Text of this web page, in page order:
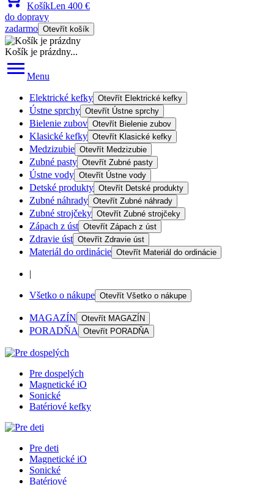
KošíkLen 400 €
do dopravy
zadarmo Otevřít košík
Košík je prázdny...
Menu
Elektrické kefky Otevřít Elektrické kefky
Ústne sprchy Otevřít Ústne sprchy
Bielenie zubov Otevřít Bielenie zubov
Klasické kefky Otevřít Klasické kefky
Medzizubie Otevřít Medzizubie
Zubné pasty Otevřít Zubné pasty
Ústne vody Otevřít Ústne vody
Detské produkty Otevřít Detské produkty
Zubné náhrady Otevřít Zubné náhrady
Zubné strojčeky Otevřít Zubné strojčeky
Zápach z úst Otevřít Zápach z úst
Zdravie úst Otevřít Zdravie úst
Materiál do ordinácie Otevřít Materiál do ordinácie
|
Všetko o nákupe Otevřít Všetko o nákupe
MAGAZÍN Otevřít MAGAZÍN
PORADŇA Otevřít PORADŇA
Pre dospelých
Magnetické iO
Sonické
Batériové kefky
Pre deti
Magnetické iO
Sonické
Batériové